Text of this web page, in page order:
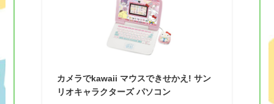
カメラでkawaii マウスできせかえ! サン
リオキャラクターズ パソコン